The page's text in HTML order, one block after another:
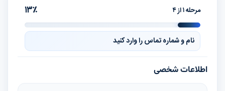
مرحله ۱ از ۴ ۱۳٪
نام و شماره تماس را وارد کنید
اطلاعات شخصی